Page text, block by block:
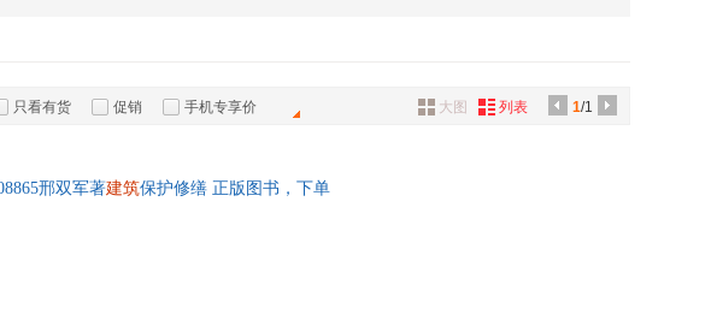
只看有货 促销 手机专享价 1/1
大图 列表
邢双军著建筑保护修缮 正版图书，下单